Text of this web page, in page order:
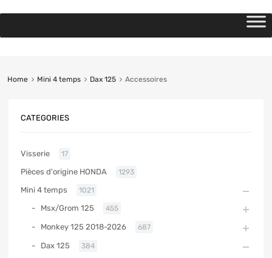
Home Mini 4 temps Dax 125 Accessoires
CATEGORIES
Visserie 17
Pièces d'origine HONDA 1293
Mini 4 temps 1021
Msx/Grom 125 455
Monkey 125 2018-2026 687
Dax 125 384